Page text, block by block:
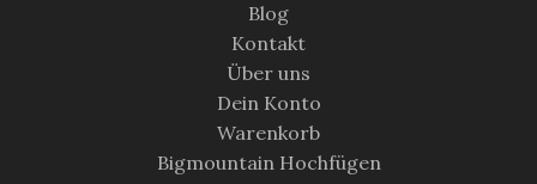
Blog
Kontakt
Über uns
Dein Konto
Warenkorb
Bigmountain Hochfügen